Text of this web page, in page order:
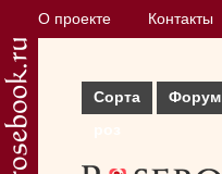
О проекте Контакты
Сорта
Форум